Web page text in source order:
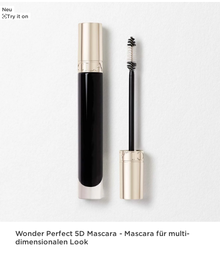
Neu
Try it on
Wonder Perfect 5D Mascara - Mascara für multi-
dimensionalen Look